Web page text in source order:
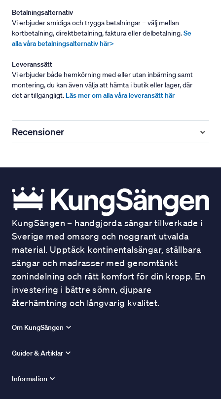
Betalningsalternativ
Vi erbjuder smidiga och trygga betalningar – välj mellan
kortbetalning, direktbetalning, faktura eller delbetalning.Se
alla våra betalningsalternativ här>
Leveranssätt
Vi erbjuder både hemkörning med eller utan inbärning samt
montering, du kan även välja att hämta i butik eller lager, där
det är tillgängligt. Läs mer om alla våra leveransätt här
Recensioner
KungSängen – handgjorda sängar tillverkade i
Sverige med omsorg och noggrant utvalda
material. Upptäck kontinentalsängar, ställbara
sängar och madrasser med genomtänkt
zonindelning och rätt komfort för din kropp. En
investering i bättre sömn, djupare
återhämtning och långvarig kvalitet.
Om KungSängen
Guider & Artiklar
Information